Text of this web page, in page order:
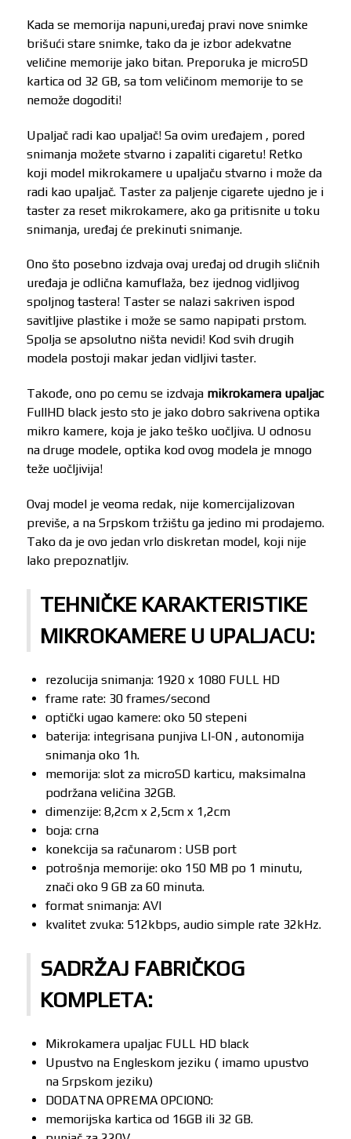
Kada se memorija napuni,uređaj pravi nove snimke
brišući stare snimke, tako da je izbor adekvatne
veličine memorije jako bitan. Preporuka je microSD
kartica od 32 GB, sa tom veličinom memorije to se
nemože dogoditi!
Upaljač radi kao upaljač! Sa ovim uređajem , pored
snimanja možete stvarno i zapaliti cigaretu! Retko
koji model mikrokamere u upaljaču stvarno i može da
radi kao upaljač. Taster za paljenje cigarete ujedno je i
taster za reset mikrokamere, ako ga pritisnite u toku
snimanja, uređaj će prekinuti snimanje.
Ono što posebno izdvaja ovaj uređaj od drugih sličnih
uređaja je odlična kamuflaža, bez ijednog vidljivog
spoljnog tastera! Taster se nalazi sakriven ispod
savitljive plastike i može se samo napipati prstom.
Spolja se apsolutno ništa nevidi! Kod svih drugih
modela postoji makar jedan vidljivi taster.
Takođe, ono po cemu se izdvaja mikrokamera upaljac
FullHD black jesto sto je jako dobro sakrivena optika
mikro kamere, koja je jako teško uočljiva. U odnosu
na druge modele, optika kod ovog modela je mnogo
teže uočljivija!
Ovaj model je veoma redak, nije komercijalizovan
previše, a na Srpskom tržištu ga jedino mi prodajemo.
Tako da je ovo jedan vrlo diskretan model, koji nije
lako prepoznatljiv.
TEHNIČKE KARAKTERISTIKE
MIKROKAMERE U UPALJACU:
rezolucija snimanja: 1920 x 1080 FULL HD
frame rate: 30 frames/second
optički ugao kamere: oko 50 stepeni
baterija: integrisana punjiva LI-ON , autonomija
snimanja oko 1h.
memorija: slot za microSD karticu, maksimalna
podržana veličina 32GB.
dimenzije: 8,2cm x 2,5cm x 1,2cm
boja: crna
konekcija sa računarom : USB port
potrošnja memorije: oko 150 MB po 1 minutu,
znači oko 9 GB za 60 minuta.
format snimanja: AVI
kvalitet zvuka: 512kbps, audio simple rate 32kHz.
SADRŽAJ FABRIČKOG
KOMPLETA:
Mikrokamera upaljac FULL HD black
Upustvo na Engleskom jeziku ( imamo upustvo
na Srpskom jeziku)
DODATNA OPREMA OPCIONO:
memorijska kartica od 16GB ili 32 GB.